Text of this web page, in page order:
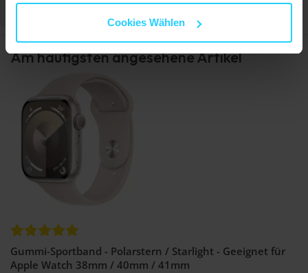
Cookies Wählen
Schreiben Sie eine Bewertung
Am häufigsten angesehene Artikel
Gummi-Sportband - Polarstern / Starlight - Geeignet für
Apple Watch 38mm / 40mm / 41mm